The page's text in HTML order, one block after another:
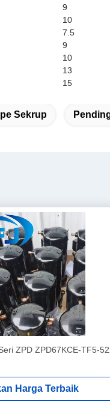
9
10
7.5
9
10
13
15
Sekrup
ZPD ZPD67KCE-TF5-
Harga Terbaik